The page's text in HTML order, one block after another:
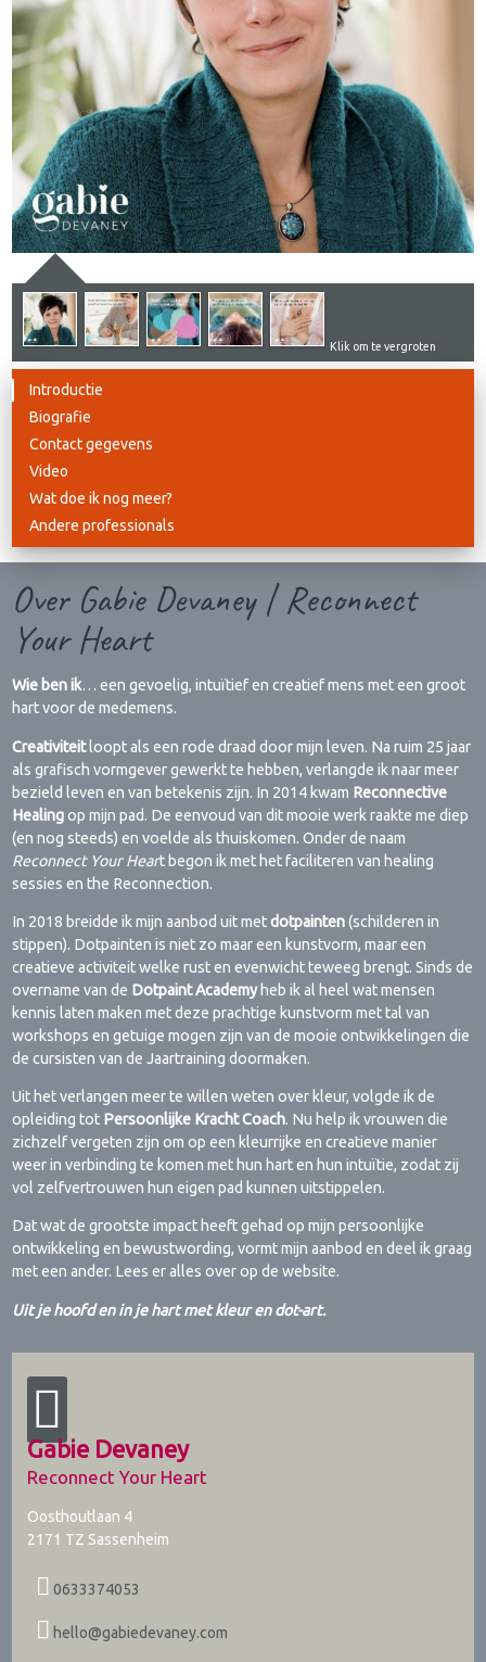
Klik om te vergroten
Introductie
Biografie
Contact gegevens
Video
Wat doe ik nog meer?
Andere professionals
Over Gabie Devaney | Reconnect
Your Heart
Wie ben ik… een gevoelig, intuïtief en creatief mens met een groot
hart voor de medemens.
Creativiteitloopt als een rode draad door mijn leven. Na ruim 25 jaar
als grafisch vormgever gewerkt te hebben, verlangde ik naar meer
bezield leven en van betekenis zijn. In 2014 kwam Reconnective
Healingop mijn pad. De eenvoud van dit mooie werk raakte me diep
(en nog steeds) en voelde als thuiskomen. Onder de naam
Reconnect Your Heart begon ik met het faciliteren van healing
sessies en the Reconnection.
In 2018 breidde ik mijn aanbod uit metdotpainten(schilderen in
stippen). Dotpainten is niet zo maar een kunstvorm, maar een
creatieve activiteit welke rust en evenwicht teweeg brengt. Sinds de
overname van de Dotpaint Academyheb ik al heel wat mensen
kennis laten maken met deze prachtige kunstvorm met tal van
workshops en getuige mogen zijn van de mooie ontwikkelingen die
de cursisten van de Jaartraining doormaken.
Uit het verlangen meer te willen weten over kleur, volgde ik de
opleiding tot Persoonlijke Kracht Coach. Nu help ik vrouwen die
zichzelf vergeten zijn om op een kleurrijke en creatieve manier
weer in verbinding te komen met hun hart en hun intuïtie, zodat zij
vol zelfvertrouwen hun eigen pad kunnen uitstippelen.
Dat wat de grootste impact heeft gehad op mijn persoonlijke
ontwikkeling en bewustwording, vormt mijn aanbod en deel ik graag
met een ander. Lees er alles over op de website.
Uit je hoofd en in je hart met kleur en dot-art.
Gabie Devaney
Reconnect Your Heart
Oosthoutlaan 4
2171 TZ Sassenheim
0633374053
hello@gabiedevaney.com